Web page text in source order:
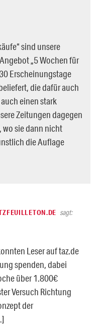
sind unsere
„5 Wochen für
Erscheinungstage
die dafür auch
einen stark
Zeitungen dagegen
wo sie dann nicht
die Auflage
sagt:
Leser auf taz.de
spenden, dabei
über 1.800€
Versuch Richtung
der